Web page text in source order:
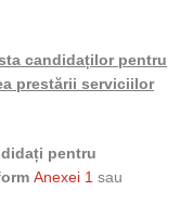
candidaților pentru
prestării serviciilor
pentru
Anexei 1 sau